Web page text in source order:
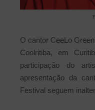
O cantor CeeLo
Coolritiba, em
participação do
apresentação da
Festival seguem